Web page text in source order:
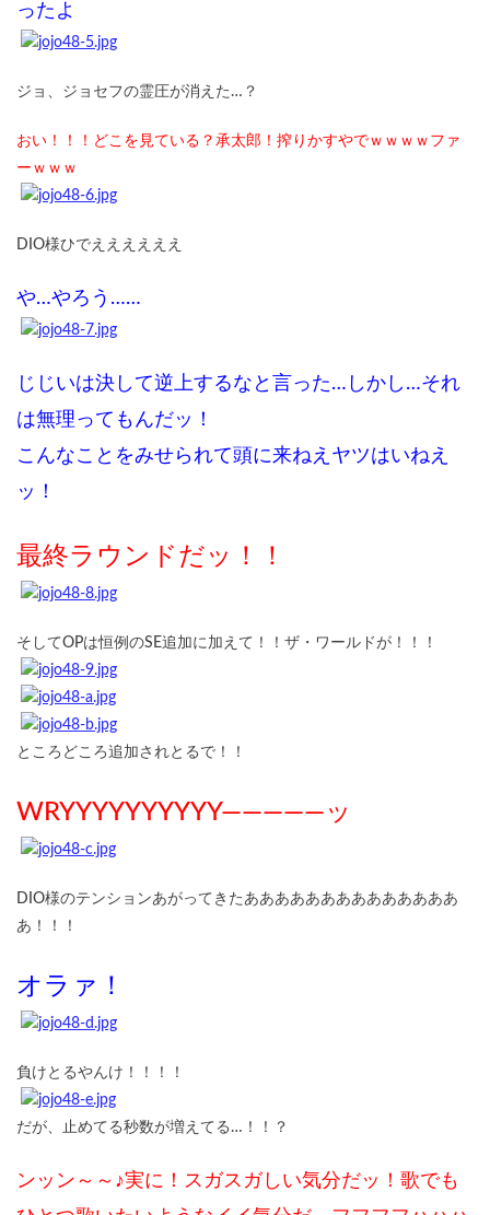
ったよ
ジョ、ジョセフの霊圧が消えた…？
おい！！！どこを見ている？承太郎！搾りかすやでｗｗｗｗファ
ーｗｗｗ
DIO様ひでええええええ
や…やろう……
じじいは決して逆上するなと言った…しかし…それ
は無理ってもんだッ！
こんなことをみせられて頭に来ねえヤツはいねえ
ッ！
最終ラウンドだッ！！
そしてOPは恒例のSE追加に加えて！！ザ・ワールドが！！！
ところどころ追加されとるで！！
WRYYYYYYYYYY―――――ッ
DIO様のテンションあがってきたああああああああああああああ
あ！！！
オラァ！
負けとるやんけ！！！！
だが、止めてる秒数が増えてる…！！？
ンッン～～♪実に！スガスガしい気分だッ！歌でも